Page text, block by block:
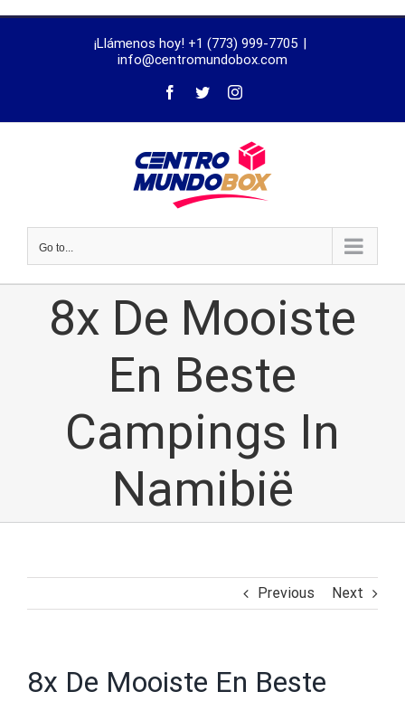
¡Llámenos hoy! +1 (773) 999-7705 |
info@centromundobox.com
Go to...
8x De Mooiste
En Beste
Campings In
Namibië
Previous Next
8x De Mooiste En Beste